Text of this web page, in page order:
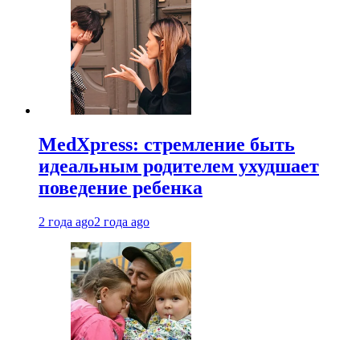
MedXpress: стремление быть
идеальным родителем ухудшает
поведение ребенка
2 года ago2 года ago